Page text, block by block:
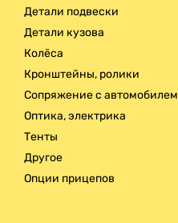
Детали подвески
Детали кузова
Колёса
Кронштейны, ролики
Сопряжение с автомобилем
Оптика, электрика
Тенты
Другое
Опции прицепов